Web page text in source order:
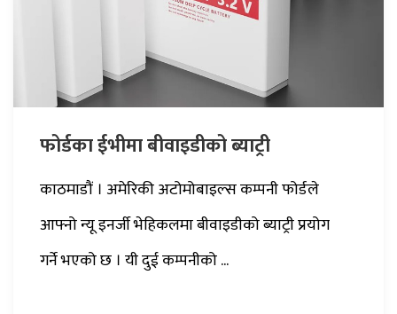
फोर्डका ईभीमा बीवाइडीको ब्याट्री
काठमाडौं । अमेरिकी अटोमोबाइल्स कम्पनी फोर्डले
आफ्नो न्यू इनर्जी भेहिकलमा बीवाइडीको ब्याट्री प्रयोग
गर्ने भएको छ । यी दुई कम्पनीको ...